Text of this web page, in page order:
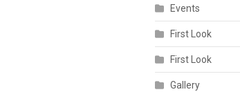
Events
First Look
First Look
Gallery